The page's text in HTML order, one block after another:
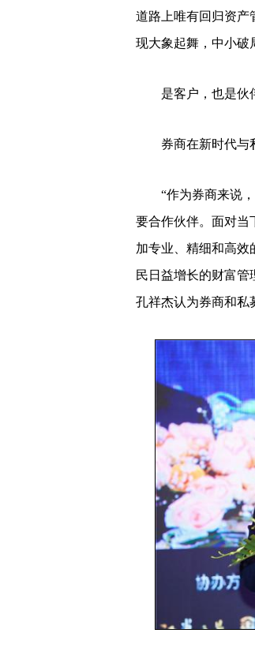
道路上唯有回归资产
现大象起舞，中小破
是客户，也是伙
券商在新时代与
“作为券商来说，
要合作伙伴。面对当
加专业、精细和高效
民日益增长的财富管
孔祥杰认为券商和私